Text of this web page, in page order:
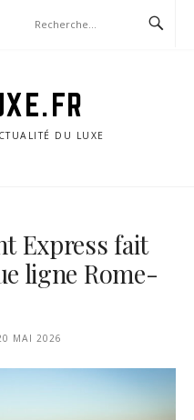
DU LUXE
Express fait
ligne Rome-
MAI 2026